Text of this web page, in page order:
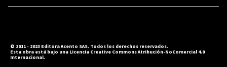
© 2011 - 2023 Editora Acento SAS. Todos los derechos reservados.
Esta obra está bajo una Licencia Creative Commons Atribución-NoComercial 4.0
Internacional.